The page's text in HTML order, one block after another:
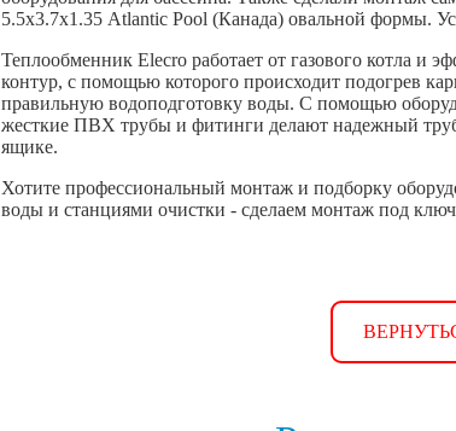
5.5х3.7х1.35 Atlantic Pool (Канада) овальной формы.
Теплообменник Elecro работает от газового котла и
контур, с помощью которого происходит подогрев
правильную водоподготовку воды. С помощью
жесткие ПВХ трубы и фитинги делают надежный
ящике.
Хотите профессиональный монтаж и подборку
воды и станциями очистки - сделаем монтаж под